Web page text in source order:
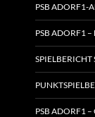
PSB ADORF1-
PSB ADORF1
PSB ADORF1